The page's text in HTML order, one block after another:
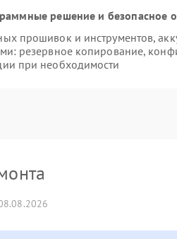
решение и безопасное
прошивок и инструментов,
резервное копирование,
при необходимости